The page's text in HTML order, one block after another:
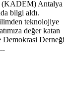
(KADEM) Antalya
bilgi aldı.
teknolojiye
değer katan
Demokrasi Derneği